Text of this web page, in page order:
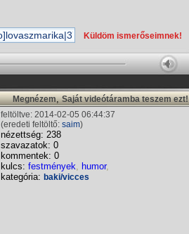
Küldöm ismerőseimnek!
Megnézem,Saját videótáramba teszem ezt!
feltöltve: 2014-02-05 06:44:37
(eredeti feltöltő: saim)
nézettség: 238
szavazatok: 0
kommentek: 0
kulcs: festmények, humor,
kategória: baki/vicces